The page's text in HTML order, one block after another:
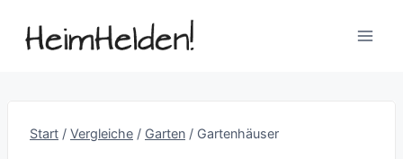
Inhalt
Start / Vergleiche / Garten / Gartenhäuser